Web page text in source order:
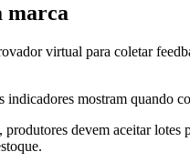
marca
virtual para coletar
mostram quando
devem aceitar